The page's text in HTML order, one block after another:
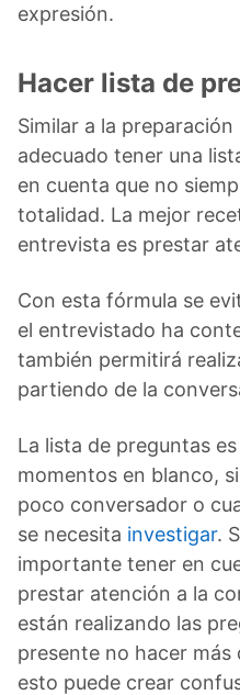
expresión.
Hacer lista de
Similar a la
adecuado tener una
en cuenta que no
totalidad. La mejor
entrevista es prestar
Con esta fórmula se
el entrevistado ha
también permitirá
partiendo de la
La lista de preguntas
momentos en blanco,
poco conversador o
se necesita investigar.
importante tener en
prestar atención a la
están realizando las
presente no hacer más
esto puede crear